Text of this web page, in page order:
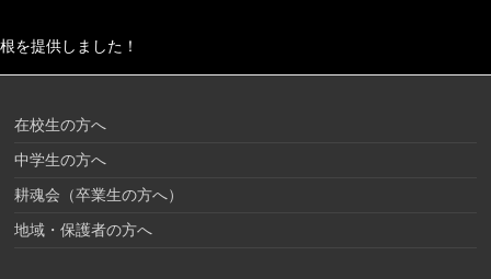
根を提供しました！
在校生の方へ
中学生の方へ
耕魂会（卒業生の方へ）
地域・保護者の方へ